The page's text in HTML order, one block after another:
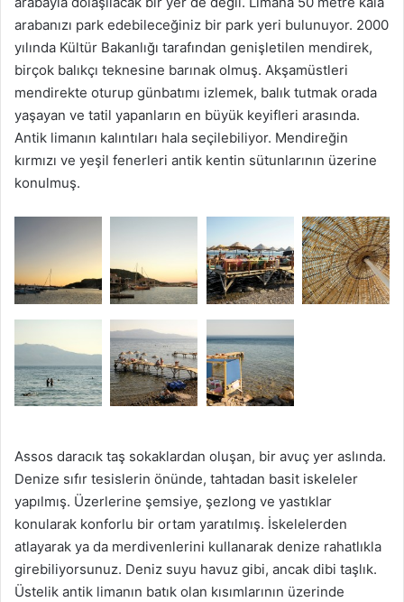
arabanızı park edebileceğiniz bir park yeri bulunuyor. 2000
yılında Kültür Bakanlığı tarafından genişletilen mendirek,
birçok balıkçı teknesine barınak olmuş. Akşamüstleri
mendirekte oturup günbatımı izlemek, balık tutmak orada
yaşayan ve tatil yapanların en büyük keyifleri arasında.
Antik limanın kalıntıları hala seçilebiliyor. Mendireğin
kırmızı ve yeşil fenerleri antik kentin sütunlarının üzerine
konulmuş.
Assos daracık taş sokaklardan oluşan, bir avuç yer aslında.
Denize sıfır tesislerin önünde, tahtadan basit iskeleler
yapılmış. Üzerlerine şemsiye, şezlong ve yastıklar
konularak konforlu bir ortam yaratılmış. İskelelerden
atlayarak ya da merdivenlerini kullanarak denize rahatlıkla
girebiliyorsunuz. Deniz suyu havuz gibi, ancak dibi taşlık.
Üstelik antik limanın batık olan kısımlarının üzerinde